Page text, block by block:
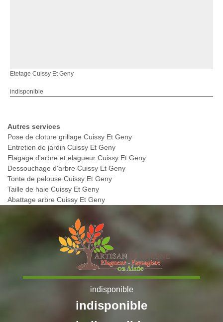
Etetage Cuissy Et Geny
indisponible
Autres services
Pose de cloture grillage Cuissy Et Geny
Entretien de jardin Cuissy Et Geny
Elagage d'arbre et elagueur Cuissy Et Geny
Dessouchage d'arbre Cuissy Et Geny
Tonte de pelouse Cuissy Et Geny
Taille de haie Cuissy Et Geny
Abattage arbre Cuissy Et Geny
indisponible
indisponible